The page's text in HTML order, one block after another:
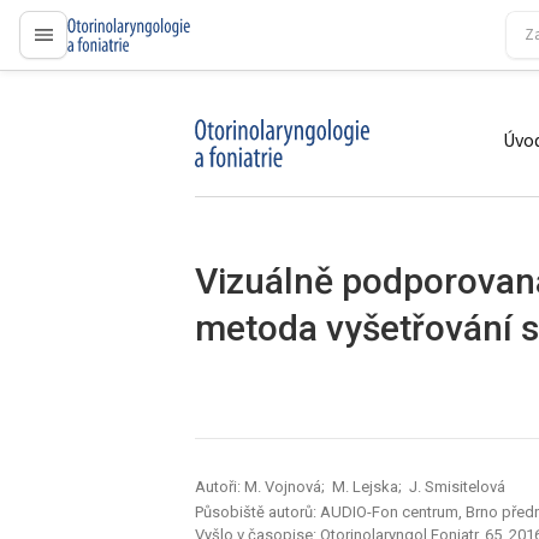
proLékaře.cz
proLékaře.cz
Vizuálně
metoda vyšetřování
Autoři: M. Vojnová; M. Lejska; J. Smisitelová
Působiště autorů: AUDIO-Fon centrum, Brno
Vyšlo v časopise: Otorinolaryngol Foniatr, 65,